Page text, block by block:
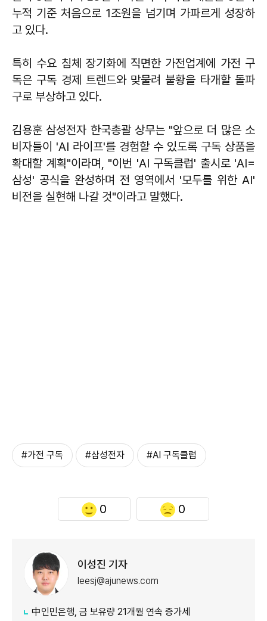
누적 기준 처음으로 1조원을 넘기며 가파르게 성장하
고 있다.
특히 수요 침체 장기화에 직면한 가전업계에 가전 구
독은 구독 경제 트렌드와 맞물려 불황을 타개할 돌파
구로 부상하고 있다.
김용훈 삼성전자 한국총괄 상무는 "앞으로 더 많은 소
비자들이 'AI 라이프'를 경험할 수 있도록 구독 상품을
확대할 계획"이라며, "이번 'AI 구독클럽' 출시로 'AI=
삼성' 공식을 완성하며 전 영역에서 '모두를 위한 AI'
비전을 실현해 나갈 것"이라고 말했다.
#가전 구독 #삼성전자 #AI 구독클럽
0 0
이성진 기자
leesj@ajunews.com
中인민은행, 금 보유량 21개월 연속 증가세